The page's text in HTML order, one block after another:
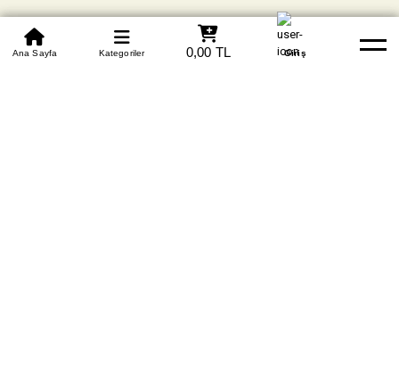
0850 305 09 70
Beden Tablosu Banka Hesapları Whatsapp Yardım
Ana Sayfa Kategoriler 0,00 TL Giriş